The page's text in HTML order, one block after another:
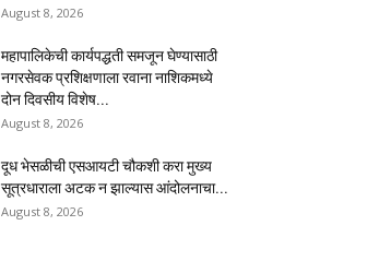
August 8, 2026
महापालिकेची कार्यपद्धती समजून घेण्यासाठी
नगरसेवक प्रशिक्षणाला रवाना नाशिकमध्ये
दोन दिवसीय विशेष...
August 8, 2026
दूध भेसळीची एसआयटी चौकशी करा मुख्य
सूत्रधाराला अटक न झाल्यास आंदोलनाचा...
August 8, 2026